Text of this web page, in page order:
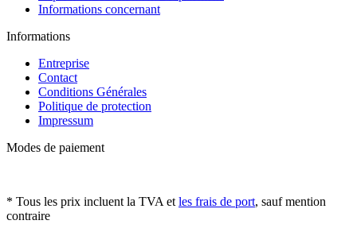
Informations
Contact
Conditions Générales
Politique de protection
Impressum
Modes de paiement
contraire